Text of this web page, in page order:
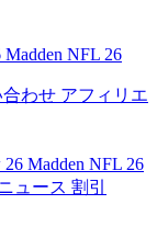
Madden NFL 26
わせ アフィリエ
26 Madden NFL 26
ュース 割引